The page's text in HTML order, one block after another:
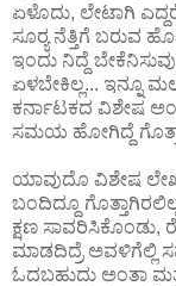
ಏಳೊದು, ಲೇಟಾಗಿ
ಸೂರ್‍ಯ ನೆತ್ತಿಗೆ ಬರುವ
ಇಂದು ನಿದ್ದೆ
ಏಳಬೇಕಿಲ್ಲ... ಇನ್ನೂ
ಕರ್ನಾಟಕದ ವಿಶೇಷ
ಸಮಯ ಹೋಗಿದ್ದೆ
ಯಾವುದೊ ವಿಶೇಷ
ಬಂದಿದ್ದೂ
ಕ್ಷಣ ಸಾವರಿಸಿಕೊಂಡು,
ಮಾಡದಿದ್ರೆ ಅವಳಿಗೆಲ್ಲಿ
ಓದಬಹುದು ಅಂತಾ